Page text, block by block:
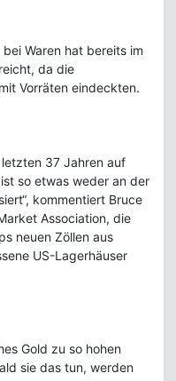
Waren hat bereits im
da die
Vorräten eindeckten.
letzten 37 Jahren auf
so etwas weder an der
kommentiert Bruce
Association, die
neuen Zöllen aus
US-Lagerhäuser
Gold zu so hohen
sie das tun, werden